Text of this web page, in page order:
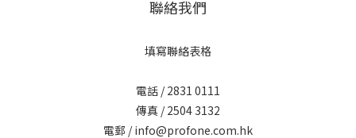
聯絡我們
填寫聯絡表格
電話 / 2831 0111
傳真 / 2504 3132
電郵 / info@profone.com.hk